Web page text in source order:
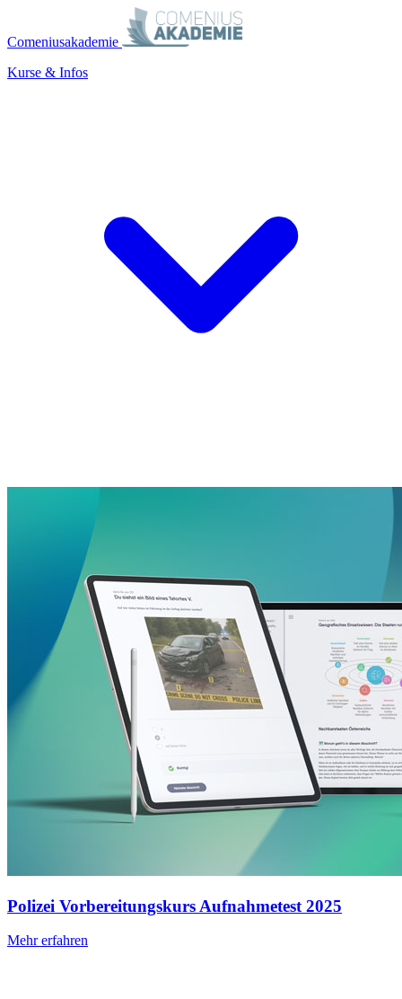
Comeniusakademie
Kurse & Infos
Polizei Vorbereitungskurs Aufnahmetest 2025
Mehr erfahren